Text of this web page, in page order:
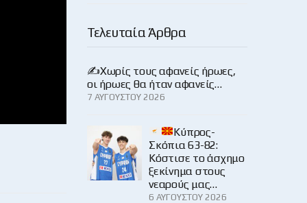
Τελευταία Άρθρα
✍️Χωρίς τους αφανείς ήρωες,
οι ήρωες θα ήταν αφανείς…
7 ΑΥΓΟΎΣΤΟΥ 2026
Κύπρος-
Σκόπια 63-82:
Κόστισε το άσχημο
ξεκίνημα στους
νεαρούς μας…
6 ΑΥΓΟΎΣΤΟΥ 2026